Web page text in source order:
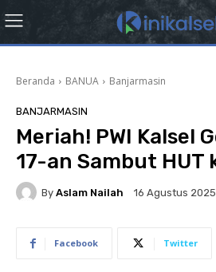
Beranda BANUA Banjarmasin
BANJARMASIN
Meriah! PWI Kalsel
17-an Sambut HUT
By Aslam Nailah 16 Agustus 2025
Facebook Twitter